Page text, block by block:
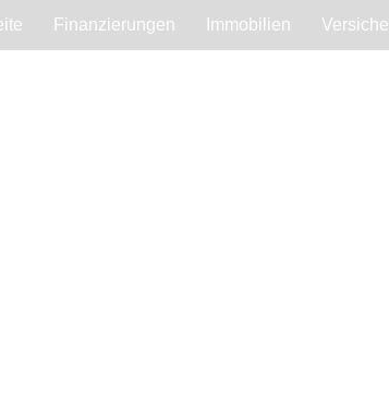
Finanzierungen Immobilien